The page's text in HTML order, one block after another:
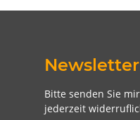
Bitte senden Sie
jederzeit